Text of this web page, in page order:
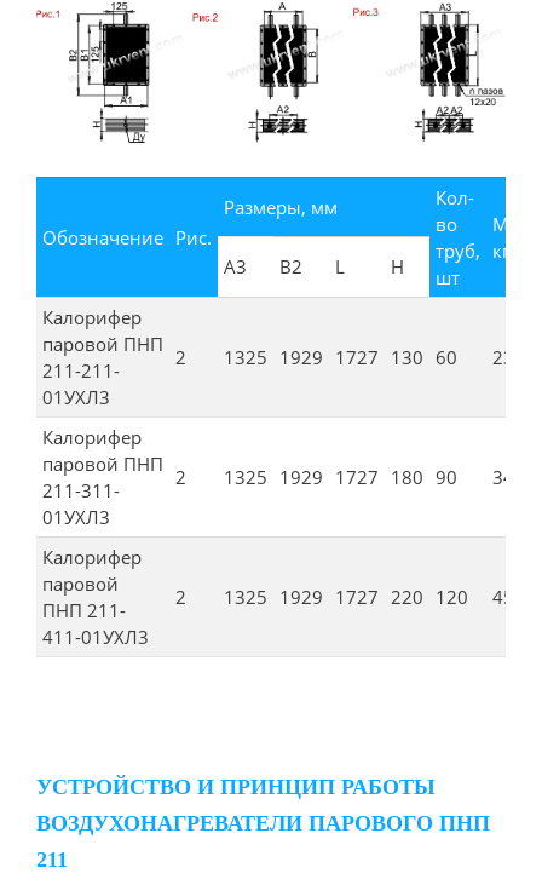
Обозначение Рис.
Размеры, мм
Кол-
во
труб,
шт
кг
А3 В2 L H
Калорифер
паровой ПНП
211-211-
01УХЛ3
2 1325 1929 1727 130 60 238
Калорифер
паровой ПНП
211-311-
01УХЛ3
2 1325 1929 1727 180 90 349
Калорифер
паровой
ПНП 211-
411-01УХЛ3
2 1325 1929 1727 220 120 459
УСТРОЙСТВО И ПРИНЦИП РАБОТЫ
ВОЗДУХОНАГРЕВАТЕЛИ ПАРОВОГО ПНП
211